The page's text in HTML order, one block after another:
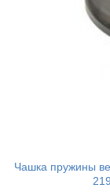
Чашка пружины